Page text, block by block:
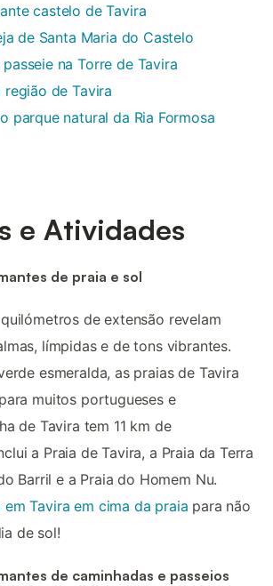
castelo de Tavira
de Santa Maria do Castelo
na Torre de Tavira
região de Tavira
parque natural da Ria Formosa
e Atividades
de praia e sol
de extensão revelam
límpidas e de tons vibrantes.
esmeralda, as praias de Tavira
muitos portugueses e
de Tavira tem 11 km de
a Praia de Tavira, a Praia da Terra
Barril e a Praia do Homem Nu.
em Tavira em cima da praia para não
de sol!
de caminhadas e passeios